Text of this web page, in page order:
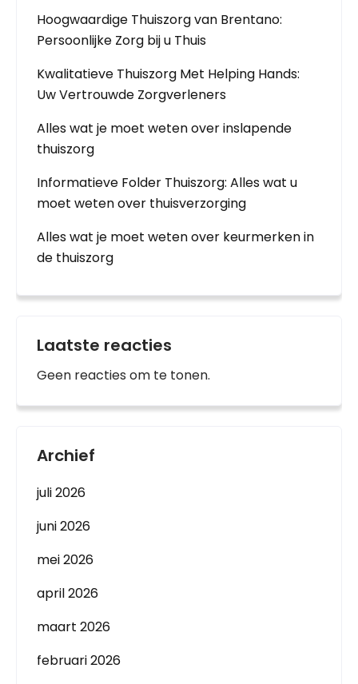
Hoogwaardige Thuiszorg van Brentano:
Persoonlijke Zorg bij u Thuis
Kwalitatieve Thuiszorg Met Helping Hands:
Uw Vertrouwde Zorgverleners
Alles wat je moet weten over inslapende
thuiszorg
Informatieve Folder Thuiszorg: Alles wat u
moet weten over thuisverzorging
Alles wat je moet weten over keurmerken in
de thuiszorg
Laatste reacties
Geen reacties om te tonen.
Archief
juli 2026
juni 2026
mei 2026
april 2026
maart 2026
februari 2026